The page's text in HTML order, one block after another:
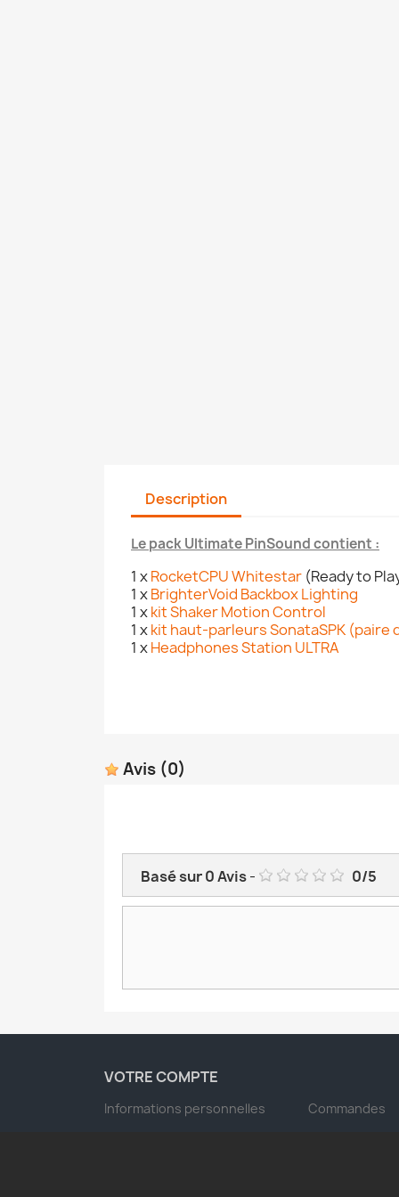
Description
Le pack Ultimate PinSound contient :
1 xRocketCPU Whitestar (Ready to
1 xBrighterVoid Backbox Lighting
1 xkit Shaker Motion Control
1 xkit haut-parleurs SonataSPK (paire
1 xHeadphones Station ULTRA
Avis (0)
Basé sur0Avis- 0/5
VOTRE COMPTE
Informations personnelles Commandes